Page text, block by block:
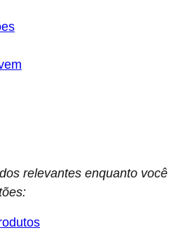
relevantes enquanto você